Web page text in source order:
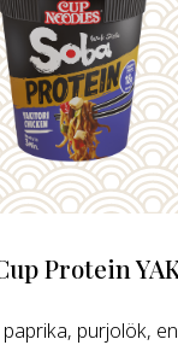
Protein
paprika, purjolök,